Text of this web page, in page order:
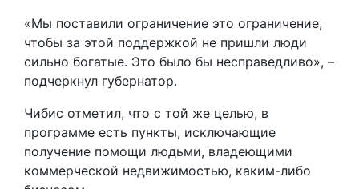
«Мы поставили ограничение это ограничение,
чтобы за этой поддержкой не пришли люди
сильно богатые. Это было бы несправедливо», –
подчеркнул губернатор.
Чибис отметил, что с той же целью, в
программе есть пункты, исключающие
получение помощи людьми, владеющими
коммерческой недвижимостью, каким-либо